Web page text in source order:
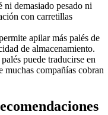
ni demasiado pesado ni
con carretillas
apilar más palés de
de almacenamiento.
puede traducirse en
muchas compañías cobran